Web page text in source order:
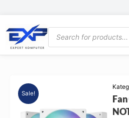
content
Products
search
Sale!